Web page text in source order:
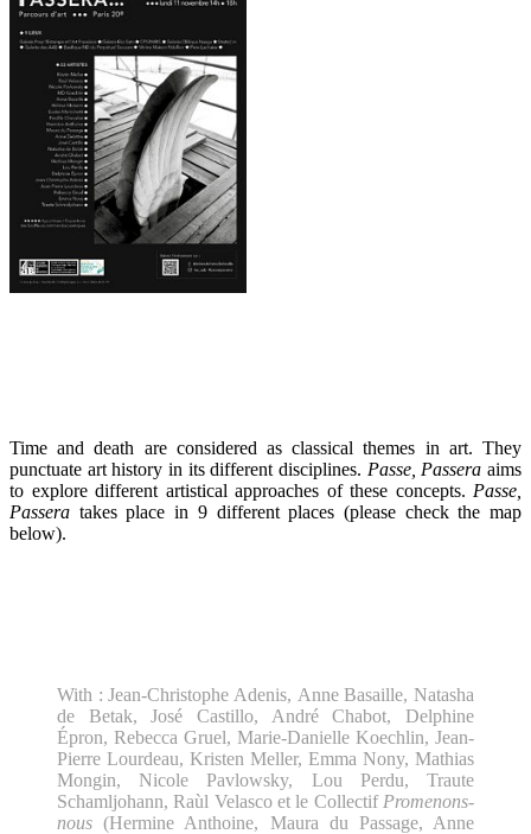
Time and death are considered as classical themes in art. They
punctuate art history in its different disciplines. Passe, Passera aims
to explore different artistical approaches of these concepts. Passe,
Passera takes place in 9 different places (please check the map
below).
With : Jean-Christophe Adenis, Anne Basaille, Natasha
de Betak, José Castillo, André Chabot, Delphine
Épron, Rebecca Gruel, Marie-Danielle Koechlin, Jean-
Pierre Lourdeau, Kristen Meller, Emma Nony, Mathias
Mongin, Nicole Pavlowsky, Lou Perdu, Traute
Schamljohann, Raùl Velasco et le Collectif Promenons-
nous (Hermine Anthoine, Maura du Passage, Anne